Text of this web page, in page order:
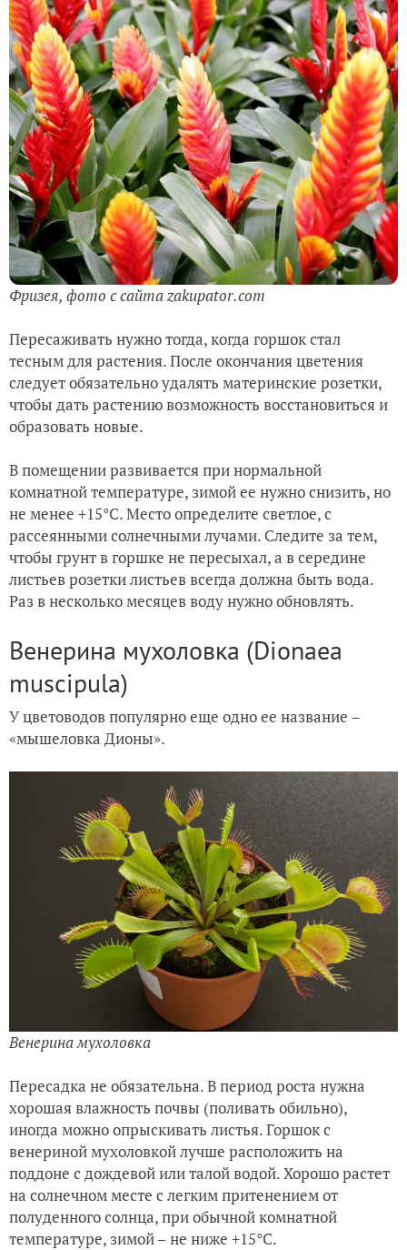
Фризея, фото с сайта zakupator.com
Пересаживать нужно тогда, когда горшок стал
тесным для растения. После окончания цветения
следует обязательно удалять материнские розетки,
чтобы дать растению возможность восстановиться и
образовать новые.
В помещении развивается при нормальной
комнатной температуре, зимой ее нужно снизить, но
не менее +15°C. Место определите светлое, с
рассеянными солнечными лучами. Следите за тем,
чтобы грунт в горшке не пересыхал, а в середине
листьев розетки листьев всегда должна быть вода.
Раз в несколько месяцев воду нужно обновлять.
Венерина мухоловка (Dionaea
muscipula)
У цветоводов популярно еще одно ее название –
«мышеловка Дионы».
Венерина мухоловка
Пересадка не обязательна. В период роста нужна
хорошая влажность почвы (поливать обильно),
иногда можно опрыскивать листья. Горшок с
венериной мухоловкой лучше расположить на
поддоне с дождевой или талой водой. Хорошо растет
на солнечном месте с легким притенением от
полуденного солнца, при обычной комнатной
температуре, зимой – не ниже +15°C.